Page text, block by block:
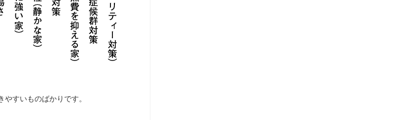
すいものばかりです。